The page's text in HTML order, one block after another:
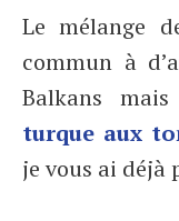
Le mélange
commun à
Balkans
turque aux
je vous ai déjà